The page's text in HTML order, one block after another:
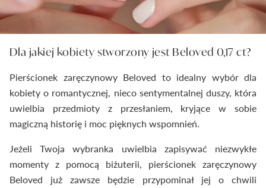
Dla jakiej kobiety stworzony jest Beloved 0,17 ct?
Pierścionek zaręczynowy Beloved to idealny wybór dla
kobiety o romantycznej, nieco sentymentalnej duszy, która
uwielbia przedmioty z przesłaniem, kryjące w sobie
magiczną historię i moc pięknych wspomnień.
Jeżeli Twoja wybranka uwielbia zapisywać niezwykłe
momenty z pomocą biżuterii, pierścionek zaręczynowy
Beloved już zawsze będzie przypominał jej o chwili